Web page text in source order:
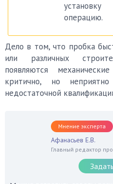
операцию.
Дело в том, что пробка
или различных
появляются
критично, но
недостаточной
Мнение эксперта
Афанасьев Е.В.
Главный редактор